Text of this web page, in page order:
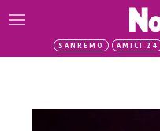
SANREMO AMICI 24